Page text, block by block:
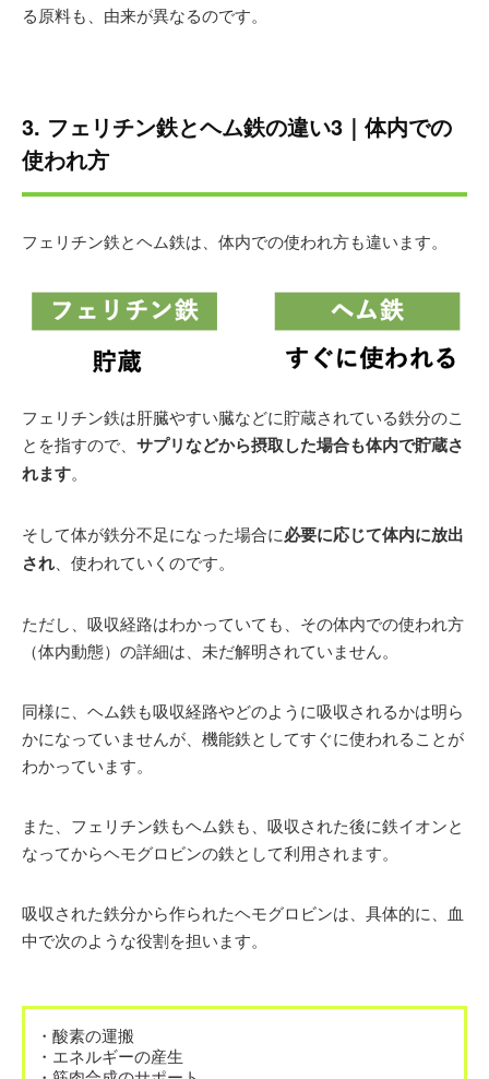
る原料も、由来が異なるのです。
3. フェリチン鉄とヘム鉄の違い3｜体内での
使われ方
フェリチン鉄とヘム鉄は、体内での使われ方も違います。
フェリチン鉄は肝臓やすい臓などに貯蔵されている鉄分のこ
とを指すので、 サプリなどから摂取した場合も体内で貯蔵さ
れます。
そして体が鉄分不足になった場合に必要に応じて体内に放出
され 、使われていくのです。
ただし、吸収経路はわかっていても、その体内での使われ方
（体内動態）の詳細は、未だ解明されていません。
同様に、ヘム鉄も吸収経路やどのように吸収されるかは明ら
かになっていませんが、機能鉄としてすぐに使われることが
わかっています。
また、フェリチン鉄もヘム鉄も、吸収された後に鉄イオンと
なってからヘモグロビンの鉄として利用されます。
吸収された鉄分から作られたヘモグロビンは、具体的に、血
中で次のような役割を担います。
・酸素の運搬
・エネルギーの産生